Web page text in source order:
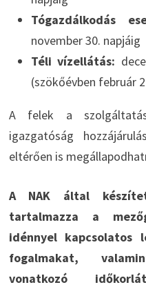
Tógazdálkodás
november 30. napjáig
Téli vízellátás:
(szökőévben február
A felek a
igazgatóság
eltérően is
A NAK által
tartalmazza a
idénnyel kapcsolatos
fogalmakat,
vonatkozó